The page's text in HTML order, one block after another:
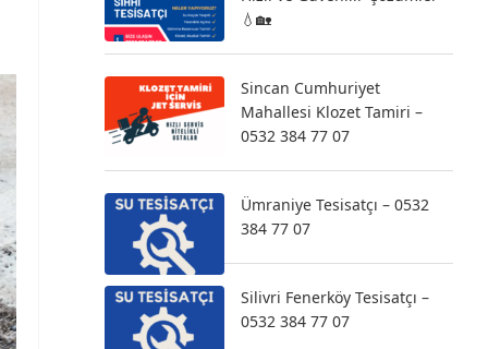
💧🏡
Sincan Cumhuriyet
Mahallesi Klozet Tamiri –
0532 384 77 07
Ümraniye Tesisatçı – 0532
384 77 07
Silivri Fenerköy Tesisatçı –
0532 384 77 07